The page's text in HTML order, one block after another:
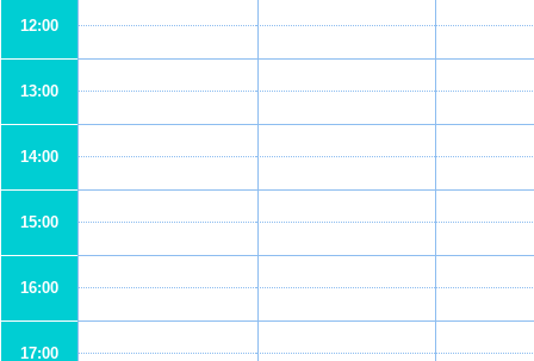
12:00
13:00
14:00
15:00
16:00
17:00